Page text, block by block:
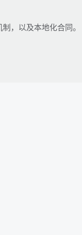
，以及本地化合同。